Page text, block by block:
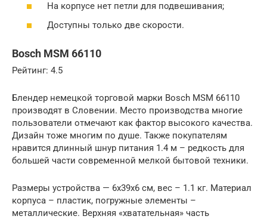
На корпусе нет петли для подвешивания;
Доступны только две скорости.
Bosch MSM 66110
Рейтинг: 4.5
Блендер немецкой торговой марки Bosch MSM 66110
производят в Словении. Место производства многие
пользователи отмечают как фактор высокого качества.
Дизайн тоже многим по душе. Также покупателям
нравится длинный шнур питания 1.4 м – редкость для
большей части современной мелкой бытовой техники.
Размеры устройства — 6x39x6 см, вес – 1.1 кг. Материал
корпуса – пластик, погружные элементы –
металлические. Верхняя «хватательная» часть